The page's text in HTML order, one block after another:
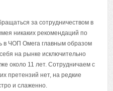
за сотрудничеством в
никаких рекомендаций по
в ЧОП Омега главным образом
на рынке исключительно
около 11 лет. Сотрудничаем с
претензий нет, на редкие
и слаженно.